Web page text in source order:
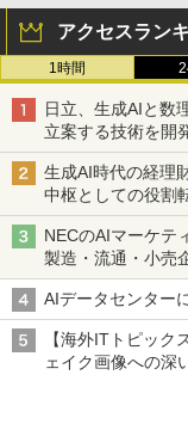
アクセスラン
1時間
日立、生成AIと数
立案する技術を開
生成AI時代の経理
中枢としての役割
NECのAIマーケテ
製造・流通・小売
AIデータセンター
【海外ITトピッ
ェイク画像への深